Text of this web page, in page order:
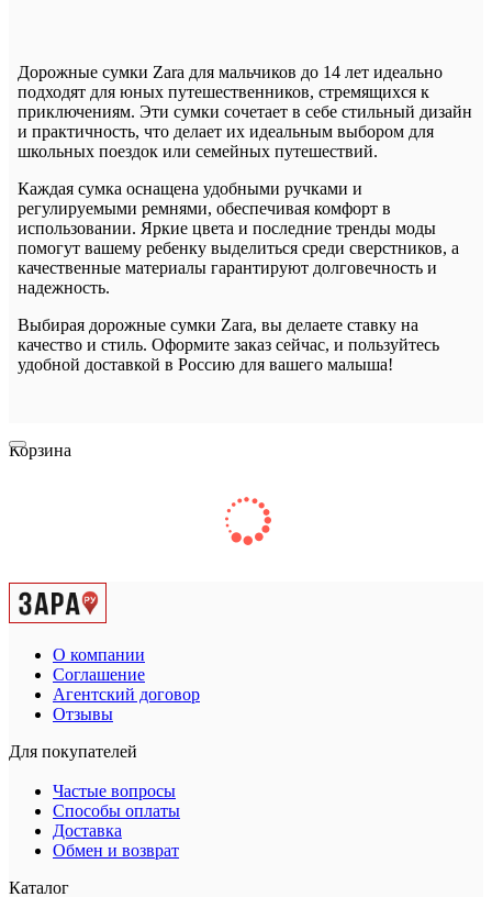
Дорожные сумки Zara для мальчиков до 14 лет идеально
подходят для юных путешественников, стремящихся к
приключениям. Эти сумки сочетает в себе стильный дизайн
и практичность, что делает их идеальным выбором для
школьных поездок или семейных путешествий.
Каждая сумка оснащена удобными ручками и
регулируемыми ремнями, обеспечивая комфорт в
использовании. Яркие цвета и последние тренды моды
помогут вашему ребенку выделиться среди сверстников, а
качественные материалы гарантируют долговечность и
надежность.
Выбирая дорожные сумки Zara, вы делаете ставку на
качество и стиль. Оформите заказ сейчас, и пользуйтесь
удобной доставкой в Россию для вашего малыша!
Корзина
О компании
Соглашение
Агентский договор
Отзывы
Для покупателей
Частые вопросы
Способы оплаты
Доставка
Обмен и возврат
Каталог